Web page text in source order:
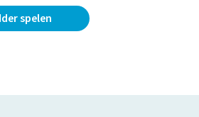
spelen